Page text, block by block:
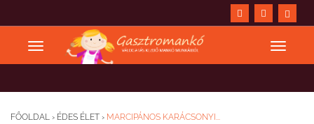
FŐOLDAL › ÉDES ÉLET › MARCIPÁNOS KARÁCSONYI...